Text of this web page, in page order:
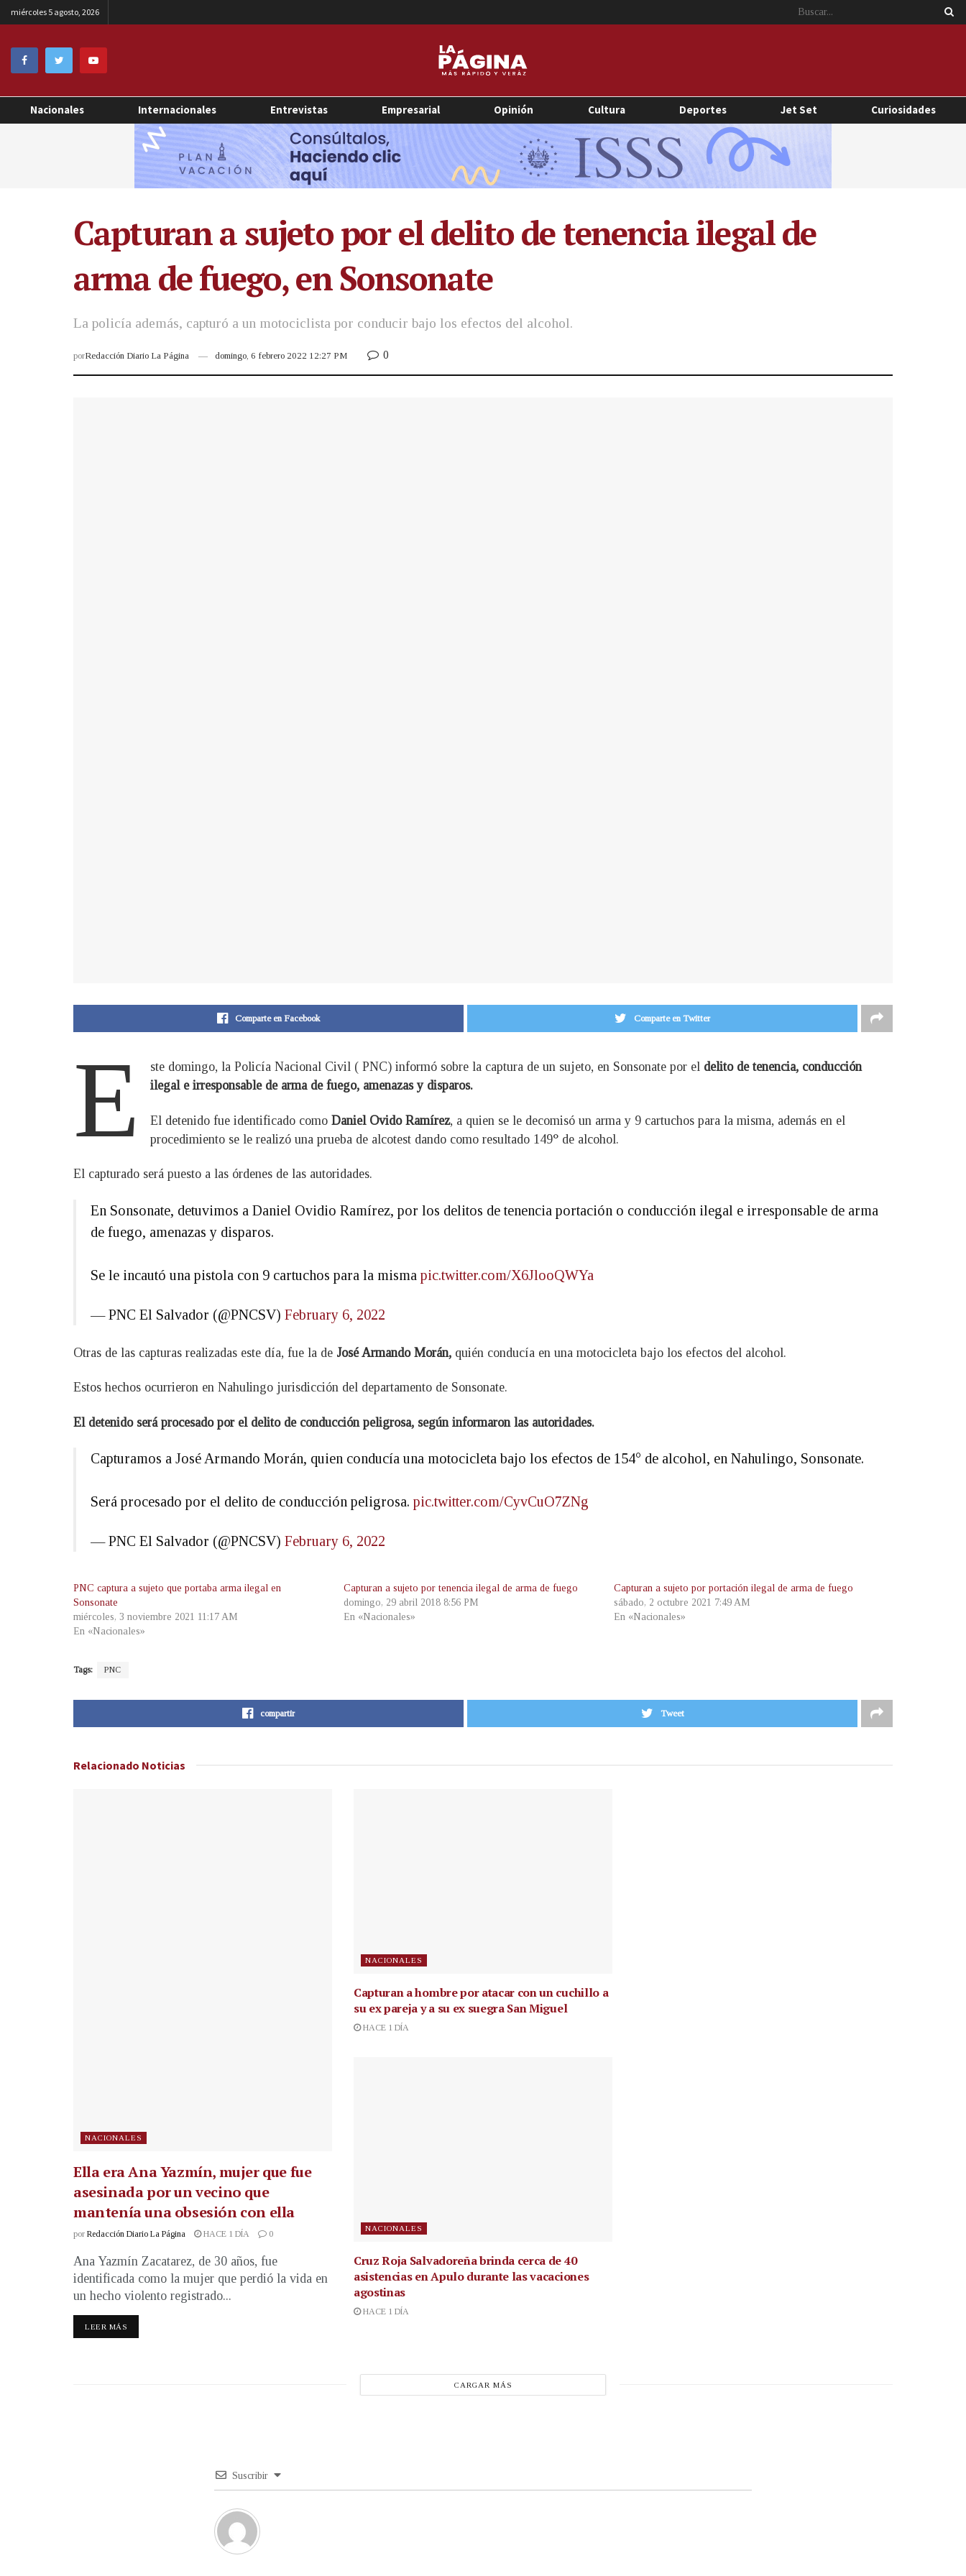
miércoles 5 agosto, 2026
Nacionales Internacionales Entrevistas Empresarial Opinión Cultura Deportes Jet Set Curiosidades
Capturan a sujeto por el delito de tenencia ilegal de
arma de fuego, en Sonsonate
La policía además, capturó a un motociclista por conducir bajo los efectos del alcohol.
porRedacción Diario La Página domingo, 6 febrero 2022 12:27 PM 0
Comparte en Facebook Comparte en Twitter
E ste domingo, la Policía Nacional Civil ( PNC) informó sobre la captura de un sujeto, en Sonsonate por el delito de tenencia, conducción
ilegal e irresponsable de arma de fuego, amenazas y disparos.
El detenido fue identificado comoDaniel Ovido Ramírez, a quien se le decomisó un arma y 9 cartuchos para la misma, además en el
procedimiento se le realizó una prueba de alcotest dando como resultado 149° de alcohol.
El capturado será puesto a las órdenes de las autoridades.
En Sonsonate, detuvimos a Daniel Ovidio Ramírez, por los delitos de tenencia portación o conducción ilegal e irresponsable de arma
de fuego, amenazas y disparos.
Se le incautó una pistola con 9 cartuchos para la misma pic.twitter.com/X6JlooQWYa
— PNC El Salvador (@PNCSV) February 6, 2022
Otras de las capturas realizadas este día, fue la de José Armando Morán, quién conducía en una motocicleta bajo los efectos del alcohol.
Estos hechos ocurrieron en Nahulingo jurisdicción del departamento de Sonsonate.
El detenido será procesado por el delito de conducción peligrosa, según informaron las autoridades.
Capturamos a José Armando Morán, quien conducía una motocicleta bajo los efectos de 154° de alcohol, en Nahulingo, Sonsonate.
Será procesado por el delito de conducción peligrosa. pic.twitter.com/CyvCuO7ZNg
— PNC El Salvador (@PNCSV) February 6, 2022
PNC captura a sujeto que portaba arma ilegal en
Sonsonate
miércoles, 3 noviembre 2021 11:17 AM
En «Nacionales»
Capturan a sujeto por tenencia ilegal de arma de fuego
domingo, 29 abril 2018 8:56 PM
En «Nacionales»
Capturan a sujeto por portación ilegal de arma de fuego
sábado, 2 octubre 2021 7:49 AM
En «Nacionales»
Tags: PNC
compartir Tweet
Relacionado Noticias
NACIONALES
Ella era Ana Yazmín, mujer que fue
asesinada por un vecino que
mantenía una obsesión con ella
por Redacción Diario La Página HACE 1 DÍA 0
Ana Yazmín Zacatarez, de 30 años, fue
identificada como la mujer que perdió la vida en
un hecho violento registrado...
LEER MÁS
NACIONALES
Capturan a hombre por atacar con un cuchillo a
su ex pareja y a su ex suegra San Miguel
HACE 1 DÍA
NACIONALES
Cruz Roja Salvadoreña brinda cerca de 40
asistencias en Apulo durante las vacaciones
agostinas
HACE 1 DÍA
CARGAR MÁS
Suscribir